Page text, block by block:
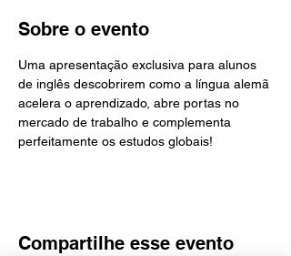
Sobre o evento
Uma apresentação exclusiva para alunos
de inglês descobrirem como a língua alemã
acelera o aprendizado, abre portas no
mercado de trabalho e complementa
perfeitamente os estudos globais!
Compartilhe esse evento